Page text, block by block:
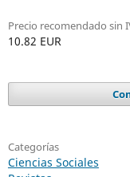
Precio recomendado sin
10.82 EUR
Categorías
Ciencias Sociales